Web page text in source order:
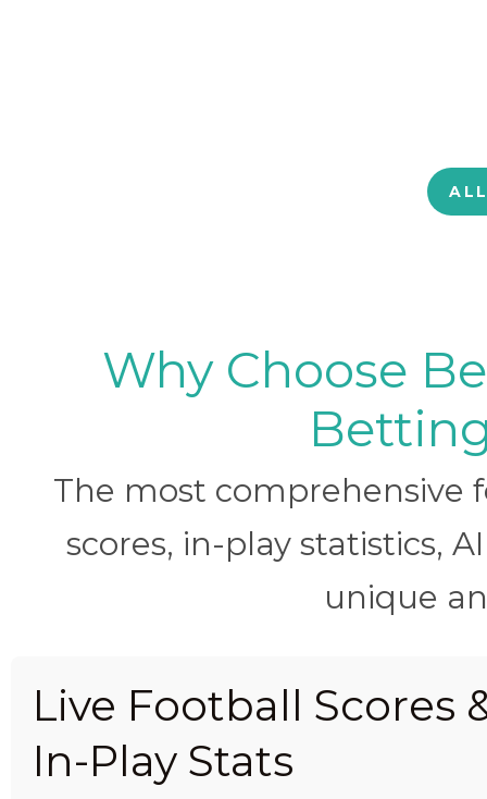
Why Choose
The most
scores, in-play statistics,
unique
Live Football Scores
In-Play Stats